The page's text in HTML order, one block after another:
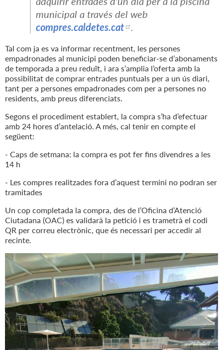
municipal a través del web
compres.caldetes.cat .
Tal com ja es va informar recentment, les persones
empadronades al municipi poden beneficiar-se d’abonaments
de temporada a preu reduït, i ara s’amplia l’oferta amb la
possibilitat de comprar entrades puntuals per a un ús diari,
tant per a persones empadronades com per a persones no
residents, amb preus diferenciats.
Segons el procediment establert, la compra s’ha d’efectuar
amb 24 hores d’antelació. A més, cal tenir en compte el
següent:
- Caps de setmana: la compra es pot fer fins divendres a les
14 h
- Les compres realitzades fora d’aquest termini no podran ser
tramitades
Un cop completada la compra, des de l’Oficina d’Atenció
Ciutadana (OAC) es validarà la petició i es trametrà el codi
QR per correu electrònic, que és necessari per accedir al
recinte.